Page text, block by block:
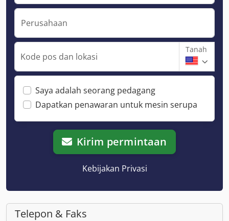
Perusahaan
Kode pos dan lokasi
Tanah
Saya adalah seorang pedagang
Dapatkan penawaran untuk mesin serupa
Kirim permintaan
Kebijakan Privasi
Telepon & Faks